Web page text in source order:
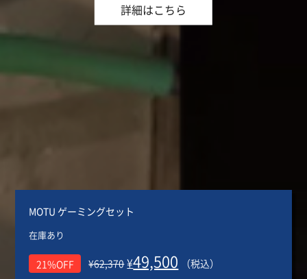
MOTU ゲーミングセット
在庫あり
21%OFF ¥62,370 ¥49,500 （税込）
詳細はこちら